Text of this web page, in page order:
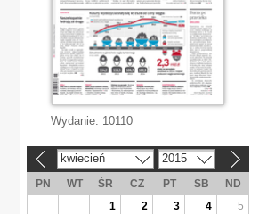
Wydanie: 10110
kwiecień 2015
PN WT ŚR CZ PT SB
ND
1
2 3 4
5